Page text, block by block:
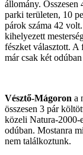
állomány.
parki területen, 10
párok száma 42
kihelyezett
fészket választott.
már csak két
Vésztő-Mágoron a
összesen 3 pár
közeli Natura-2000-
odúban. Mostanra
nem találkoztunk.